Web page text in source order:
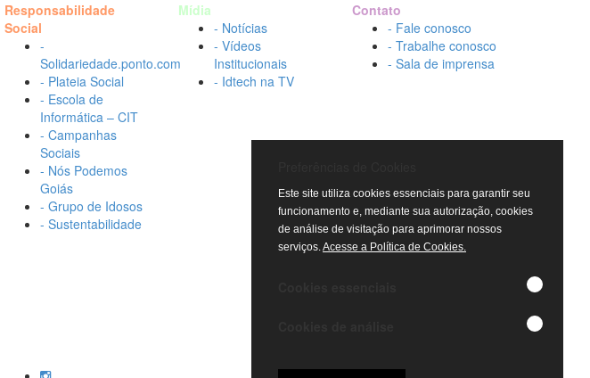
Responsabilidade
Social
-
Solidariedade.ponto.com
- Plateia Social
- Escola de
Informática – CIT
- Campanhas
Sociais
- Nós Podemos
Goiás
- Grupo de Idosos
- Sustentabilidade
Mídia
- Notícias
- Vídeos
Institucionais
- Idtech na TV
Contato
- Fale conosco
- Trabalhe conosco
- Sala de imprensa
Este site utiliza cookies essenciais para garantir seu
funcionamento e, mediante sua autorização, cookies
de análise de visitação para aprimorar nossos
serviços.Acesse a Política de Cookies.